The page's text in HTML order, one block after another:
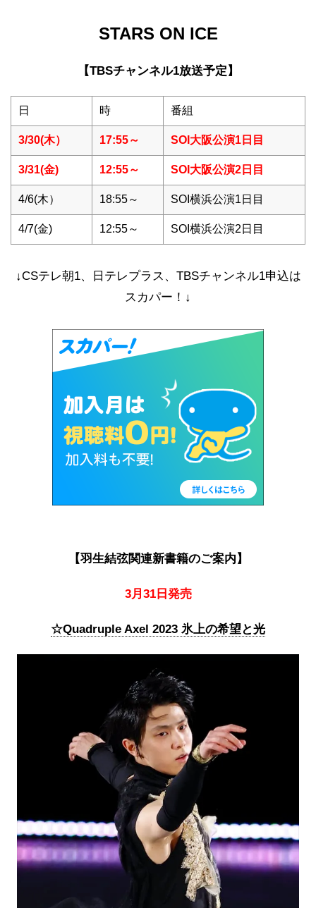
STARS ON ICE
【TBSチャンネル1放送予定】
日 時 番組
3/30(木） 17:55～ SOI大阪公演1日目
3/31(金) 12:55～ SOI大阪公演2日目
4/6(木） 18:55～ SOI横浜公演1日目
4/7(金) 12:55～ SOI横浜公演2日目
↓CSテレ朝1、日テレプラス、TBSチャンネル1申込は
スカパー！↓
【羽生結弦関連新書籍のご案内】
3月31日発売
☆Quadruple Axel 2023 氷上の希望と光